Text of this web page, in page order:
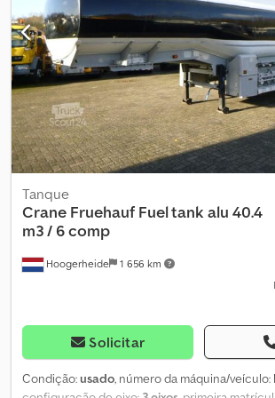
Hoogerheide 1 656 km
Tanque
Crane Fruehauf Fuel tank alu 40.4
m3 / 6 comp
Solicitar
Condição:usado, número da máquina/veículo: